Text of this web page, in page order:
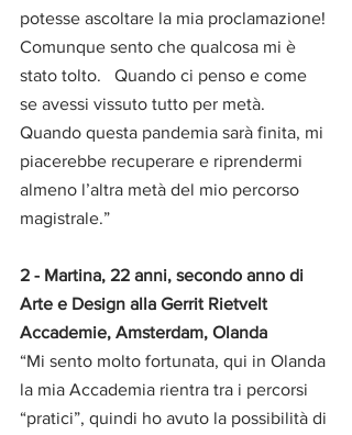
potesse ascoltare la mia proclamazione!
Comunque sento che qualcosa mi è
stato tolto.   Quando ci penso e come
se avessi vissuto tutto per metà.
Quando questa pandemia sarà finita, mi
piacerebbe recuperare e riprendermi
almeno l’altra metà del mio percorso
magistrale.”
2 - Martina, 22 anni, secondo anno di
Arte e Design alla Gerrit Rietvelt
Accademie, Amsterdam, Olanda
“Mi sento molto fortunata, qui in Olanda
la mia Accademia rientra tra i percorsi
“pratici”, quindi ho avuto la possibilità di